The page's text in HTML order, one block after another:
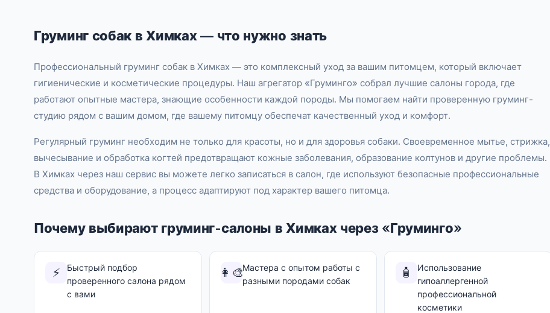
Груминг собак в Химках — что нужно знать
Профессиональный груминг собак в Химках — это комплексный уход за вашим питомцем, который включает
гигиенические и косметические процедуры. Наш агрегатор «Груминго» собрал лучшие салоны города, где
работают опытные мастера, знающие особенности каждой породы. Мы помогаем найти проверенную груминг-
студию рядом с вашим домом, где вашему питомцу обеспечат качественный уход и комфорт.
Регулярный груминг необходим не только для красоты, но и для здоровья собаки. Своевременное мытье, стрижка,
вычесывание и обработка когтей предотвращают кожные заболевания, образование колтунов и другие проблемы.
В Химках через наш сервис вы можете легко записаться в салон, где используют безопасные профессиональные
средства и оборудование, а процесс адаптируют под характер вашего питомца.
Почему выбирают груминг-салоны в Химках через «Груминго»
⚡
Быстрый подбор
проверенного салона рядом
с вами
👩‍🎨Мастера с опытом работы с
разными породами собак
🧴
Использование
гипоаллергенной
профессиональной
косметики